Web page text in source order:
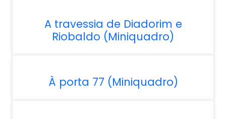
A travessia de Diadorim e
Riobaldo (Miniquadro)
À porta 77 (Miniquadro)